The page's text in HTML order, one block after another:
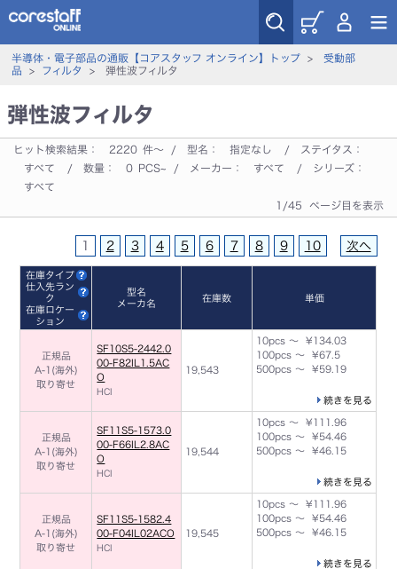
半導体・電子部品の通販【コアスタッフ オンライン】トップ>
受動部
品 > フィルタ > 弾性波フィルタ
弾性波フィルタ
ヒット検索結果： 2220 件～ / 型名： 指定なし
/ ステイタス：
すべて
/ 数量： 0 PCS~ / メーカー： すべて
/ シリーズ：
すべて
1/45 ページ目を表示
1 2 3 4 5 6 7 8 9 10 次へ
在庫タイプ
仕入先ラン
ク
在庫ロケー
ション
型名
メーカ名
在庫数 単価
正規品
A-1(海外)
取り寄せ
SF10S5-2442.0
00-F82IL1.5AC
O
HCI
19,543
10pcs ～ ¥134.03
100pcs ～ ¥67.5
500pcs ～ ¥59.19
続きを見る
正規品
A-1(海外)
取り寄せ
SF11S5-1573.0
00-F66IL2.8AC
O
HCI
19,544
10pcs ～ ¥111.96
100pcs ～ ¥54.46
500pcs ～ ¥46.15
続きを見る
正規品
A-1(海外)
取り寄せ
SF11S5-1582.4
00-F04IL02ACO
HCI
19,545
10pcs ～ ¥111.96
100pcs ～ ¥54.46
500pcs ～ ¥46.15
続きを見る